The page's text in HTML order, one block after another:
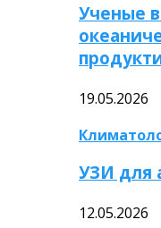
Ученые
19.05.2026
УЗИ для
12.05.2026